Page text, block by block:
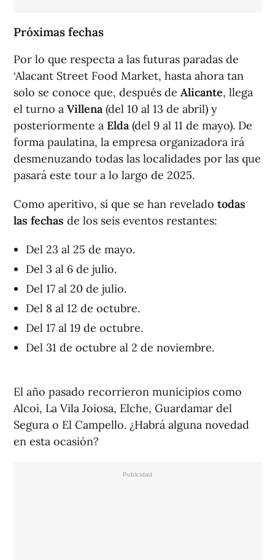
Próximas fechas
Por lo que respecta a las futuras paradas de
‘Alacant Street Food Market, hasta ahora tan
solo se conoce que, después de Alicante, llega
el turno a Villena (del 10 al 13 de abril) y
posteriormente a Elda (del 9 al 11 de mayo). De
forma paulatina, la empresa organizadora irá
desmenuzando todas las localidades por las que
pasará este tour a lo largo de 2025.
Como aperitivo, sí que se han revelado todas
las fechas de los seis eventos restantes:
Del 23 al 25 de mayo.
Del 3 al 6 de julio.
Del 17 al 20 de julio.
Del 8 al 12 de octubre.
Del 17 al 19 de octubre.
Del 31 de octubre al 2 de noviembre.
El año pasado recorrieron municipios como
Alcoi, La Vila Joiosa, Elche, Guardamar del
Segura o El Campello. ¿Habrá alguna novedad
en esta ocasión?